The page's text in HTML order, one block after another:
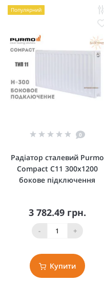
Популярний
0
Радіатор сталевий Purmo
Compact C11 300x1200
бокове підключення
3 782.49 грн.
- +
Купити